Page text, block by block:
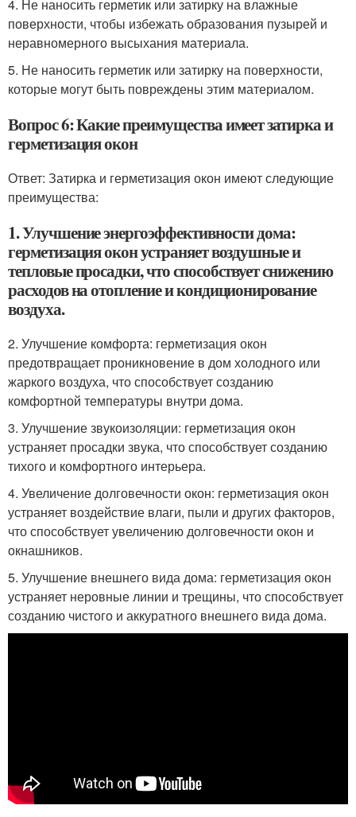
4. Не наносить герметик или затирку на влажные
поверхности, чтобы избежать образования пузырей и
неравномерного высыхания материала.
5. Не наносить герметик или затирку на поверхности,
которые могут быть повреждены этим материалом.
Вопрос 6: Какие преимущества имеет затирка и
герметизация окон
Ответ: Затирка и герметизация окон имеют следующие
преимущества:
1. Улучшение энергоэффективности дома:
герметизация окон устраняет воздушные и
тепловые просадки, что способствует снижению
расходов на отопление и кондиционирование
воздуха.
2. Улучшение комфорта: герметизация окон
предотвращает проникновение в дом холодного или
жаркого воздуха, что способствует созданию
комфортной температуры внутри дома.
3. Улучшение звукоизоляции: герметизация окон
устраняет просадки звука, что способствует созданию
тихого и комфортного интерьера.
4. Увеличение долговечности окон: герметизация окон
устраняет воздействие влаги, пыли и других факторов,
что способствует увеличению долговечности окон и
окнашников.
5. Улучшение внешнего вида дома: герметизация окон
устраняет неровные линии и трещины, что способствует
созданию чистого и аккуратного внешнего вида дома.